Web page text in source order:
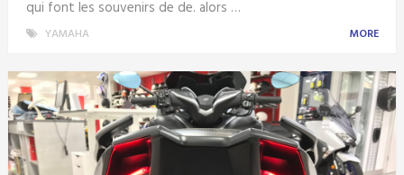
qui font les souvenirs de de. alors …
YAMAHA MORE